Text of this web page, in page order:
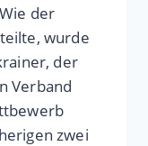
der
wurde
der
Verband
zwei